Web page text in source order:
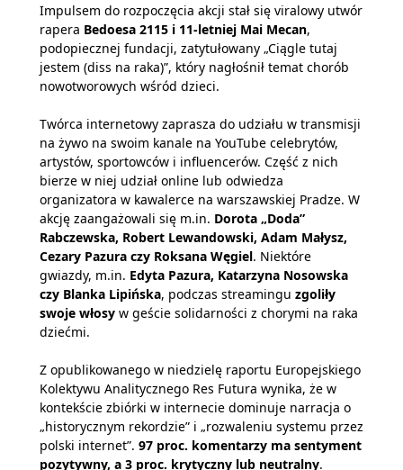
Impulsem do rozpoczęcia akcji stał się viralowy utwór
rapera Bedoesa 2115 i 11-letniej Mai Mecan,
podopiecznej fundacji, zatytułowany „Ciągle tutaj
jestem (diss na raka)”, który nagłośnił temat chorób
nowotworowych wśród dzieci.
Twórca internetowy zaprasza do udziału w transmisji
na żywo na swoim kanale na YouTube celebrytów,
artystów, sportowców i influencerów. Część z nich
bierze w niej udział online lub odwiedza
organizatora w kawalerce na warszawskiej Pradze. W
akcję zaangażowali się m.in. Dorota „Doda”
Rabczewska, Robert Lewandowski, Adam Małysz,
Cezary Pazura czy Roksana Węgiel. Niektóre
gwiazdy, m.in. Edyta Pazura, Katarzyna Nosowska
czy Blanka Lipińska, podczas streamingu zgoliły
swoje włosy w geście solidarności z chorymi na raka
dziećmi.
Z opublikowanego w niedzielę raportu Europejskiego
Kolektywu Analitycznego Res Futura wynika, że w
kontekście zbiórki w internecie dominuje narracja o
„historycznym rekordzie” i „rozwaleniu systemu przez
polski internet”. 97 proc. komentarzy ma sentyment
pozytywny, a 3 proc. krytyczny lub neutralny.